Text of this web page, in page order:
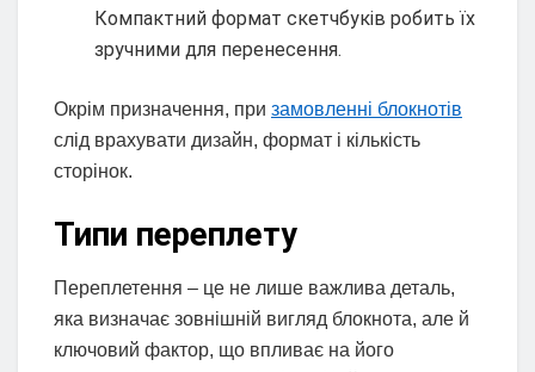
Компактний формат скетчбуків робить їх
зручними для перенесення.
Окрім призначення, при замовленні блокнотів
слід врахувати дизайн, формат і кількість
сторінок.
Типи переплету
Переплетення – це не лише важлива деталь,
яка визначає зовнішній вигляд блокнота, але й
ключовий фактор, що впливає на його